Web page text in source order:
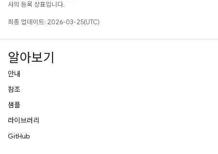
사의 등록 상표입니다.
최종 업데이트: 2026-03-25(UTC)
알아보기
안내
참조
샘플
라이브러리
GitHub